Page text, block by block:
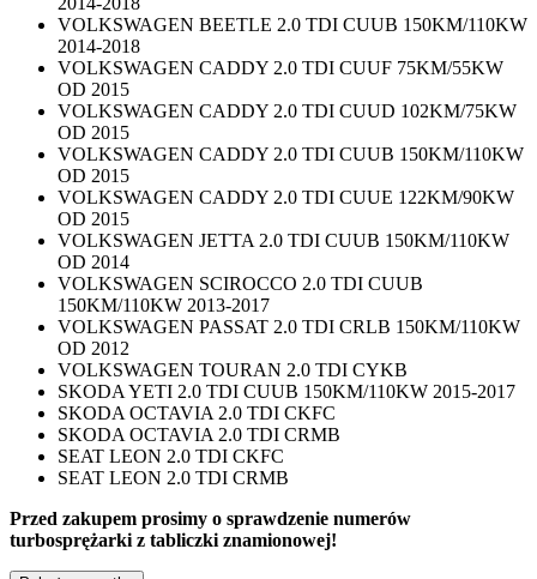
VOLKSWAGEN BEETLE 2.0 TDI CUUB 150KM/110KW
2014-2018
VOLKSWAGEN CADDY 2.0 TDI CUUF 75KM/55KW
OD 2015
VOLKSWAGEN CADDY 2.0 TDI CUUD 102KM/75KW
OD 2015
VOLKSWAGEN CADDY 2.0 TDI CUUB 150KM/110KW
OD 2015
VOLKSWAGEN CADDY 2.0 TDI CUUE 122KM/90KW
OD 2015
VOLKSWAGEN JETTA 2.0 TDI CUUB 150KM/110KW
OD 2014
VOLKSWAGEN SCIROCCO 2.0 TDI CUUB
150KM/110KW 2013-2017
VOLKSWAGEN PASSAT 2.0 TDI CRLB 150KM/110KW
OD 2012
VOLKSWAGEN TOURAN 2.0 TDI CYKB
SKODA YETI 2.0 TDI CUUB 150KM/110KW 2015-2017
SKODA OCTAVIA 2.0 TDI CKFC
SKODA OCTAVIA 2.0 TDI CRMB
SEAT LEON 2.0 TDI CKFC
SEAT LEON 2.0 TDI CRMB
Przed zakupem prosimy o sprawdzenie numerów
turbosprężarki z tabliczki znamionowej!